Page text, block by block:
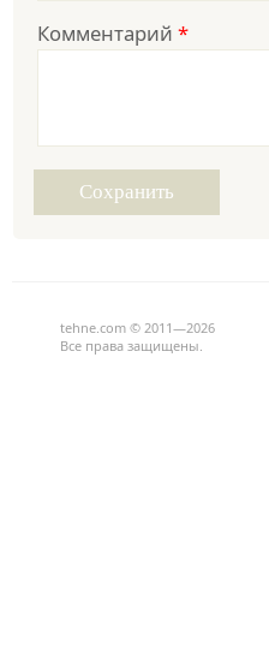
Комментарий *
tehne.com © 2011—2026
Все права защищены.